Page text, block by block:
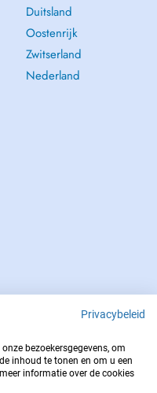
Duitsland
Oostenrijk
Zwitserland
Nederland
OP MET : 112
Privacybeleid
bezoekersgegevens, om
inhoud te tonen en om u een
informatie over de cookies